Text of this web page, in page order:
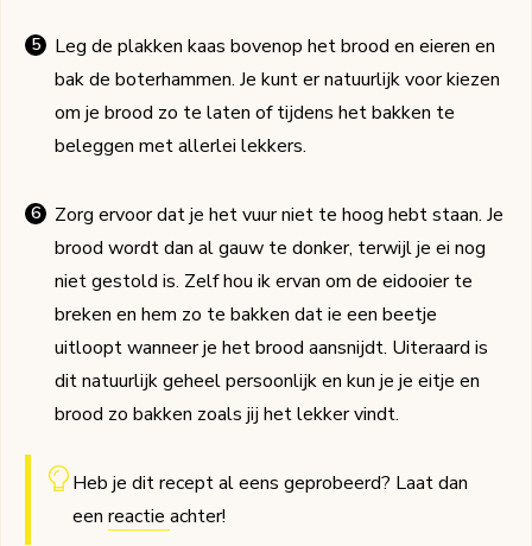
Leg de plakken kaas bovenop het brood en eieren en
bak de boterhammen. Je kunt er natuurlijk voor kiezen
om je brood zo te laten of tijdens het bakken te
beleggen met allerlei lekkers.
Zorg ervoor dat je het vuur niet te hoog hebt staan. Je
brood wordt dan al gauw te donker, terwijl je ei nog
niet gestold is. Zelf hou ik ervan om de eidooier te
breken en hem zo te bakken dat ie een beetje
uitloopt wanneer je het brood aansnijdt. Uiteraard is
dit natuurlijk geheel persoonlijk en kun je je eitje en
brood zo bakken zoals jij het lekker vindt.
Heb je dit recept al eens geprobeerd? Laat dan
een reactie achter!